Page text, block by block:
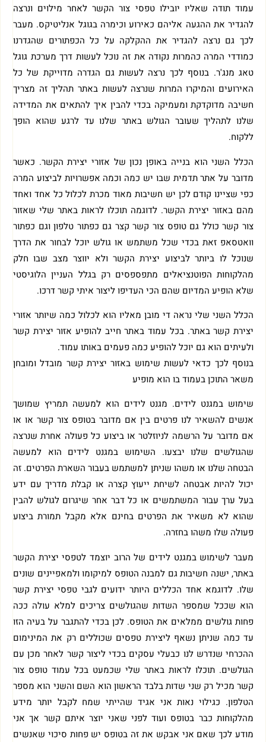
עמוד תודה שאליו יובילו טפסי צור הקשר לאחר מילוים ונרצה
להגדיר את ההגעה אליהם כאירוע וכימרה בגוגל אנליטיקס. מעבר
לכך גם נרצה להגדיר את ההקלקה על כל הכפתורים שהגדרנו
כמודדי המרה כהמרות נקודה את זה נוכל לעשות דרך מערכת גוגל
טאג מנג'ר. בנוסף לכך נרצה לעשות גם הגדרה מדוייקת של כל
האירועים והמיקרו המרות שנרצה לעשות באתר תהליך זה מצריך
חשיבה מדוקדקת ומעמיקה בכדי להבין איך להתאים את המדידה
שלנו לתהליך שעובר הגולש באתר שלנו עד לרגע שהוא הופך
ללקוח.
הכלל השני הוא בנייה באופן נכון של אזורי יצירת הקשר. כאשר
מדובר על אתר תדמית שבו יש כמה וכמה אפשרויות לביצוע המרה
כפי שציינו קודם לכן יש חשיבות מאוד מכרת לכלול כל אחד ואחד
מהם באזור יצירת הקשר. לדוגמה תוכלו לראות באתר שלי שאזור
צור קשר כולל גם טופס צור קשר קצר גם כפתור טלפון וגם כפתור
וואטסאפ זאת בכדי שכל משתמש או גולש יוכל לבחור את הדרך
שנוכל לו ביותר לביצוע יצירת הקשר ולא יווצר מצב שבו חלק
מהלקוחות הפוטנציאלים מתפספסים רק בגלל העניין הלוגיסטי
שלא הופיע המדיום שהם הכי העדיפו ליצור איתי קשר דרכו.
הכלל השני שלי נראה די מובן מאליו הוא לכלול כמה שיותר אזורי
יצירת קשר באתר. בכל עמוד באתר חייב להופיע אזור יצירת קשר
ולעיתים הוא גם יוכל להופיע כמה פעמים באותו עמוד.
בנוסף לכך כדאי לעשות שימוש באזור יצירת קשר מובדל ומובחן
משאר התוכן בעמוד בו הוא מופיע
שימוש במגנט לידים. מגנט לידים הוא למעשה תמריץ שמושך
אנשים להשאיר לנו פרטים בין אם מדובר בטופס צור קשר או או
אם מדובר על הרשמה לניוזלטר או ביצוע כל פעולה אחרת שנרצה
שהגולשים שלנו יבצעו. השימוש במגנט לידים הוא למעשה
הבטחה שלנו או משהו שניתן למשתמש בעבור השארת הפרטים. זה
יכול להיות אבטחה לשיחת ייעוץ קצרה או קבלת מדריך עם ידע
בעל ערך עבור המשתמשים או כל דבר אחר שיגרום לגולש להבין
שהוא לא משאיר את הפרטים בחינם אלא מקבל תמורת ביצוע
פעולה שלו משהו בחזרה.
מעבר לשימוש במגנט לידים של הרוב יוצמד לטפסי יצירת הקשר
באתר, ישנה חשיבות גם למבנה הטופס למיקומו ולמאפיינים שונים
שלו. לדוגמא אחד הכללים היותר ידועים לגבי טפסי יצירת קשר
הוא שככל שמספר השדות שהגולשים צריכים למלא עולה ככה
פחות גולשים ממלאים את הטופס. לכן בכדי להתגבר על בעיה הזו
עד כמה שניתן נשאף ליצירת טפסים שכוללים רק את המינימום
ההכרחי שנדרש לנו כבעלי עסקים בכדי ליצור קשר לאחר מכן עם
הגולשים. תוכלו לראות באתר שלי שכמעט בכל עמוד טופס צור
קשר מכיל רק שני שדות בלבד הראשון הוא השם והשני הוא מספר
הטלפון. כגילוי נאות אני אגיד שהייתי שמח לקבל יותר מידע
מהלקוחות כבר בטופס ועוד לפני שאני יוצר איתם קשר אך אני
מודע לכך שאם אני אבקש את זה בטופס יש פחות סיכוי שאנשים